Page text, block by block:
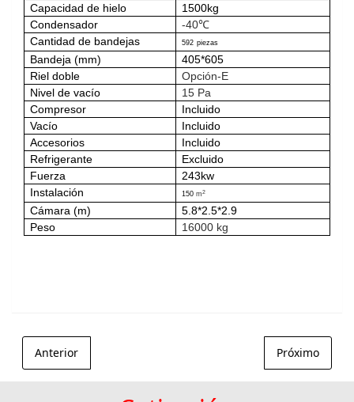
Capacidad de hielo
1500kg
Condensador
-40℃
Cantidad de bandejas
592 piezas
Bandeja (mm)
405*605
Riel doble
Opción-E
Nivel de vacío
15 Pa
Compresor
Incluido
Vacío
Incluido
Accesorios
Incluido
Refrigerante
Excluido
Fuerza
243kw
Instalación
150 m2
Cámara (m)
5.8*2.5*2.9
Peso
16000 kg
Anterior Próximo